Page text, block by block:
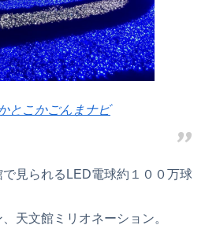
とこかごんまナビ
見られるLED電球約１００万球
天文館ミリオネーション。